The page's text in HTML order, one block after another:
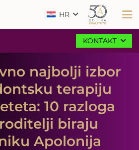
HR
KONTAKT
najbolji izbor
terapiju
10 razloga
biraju
Apolonija